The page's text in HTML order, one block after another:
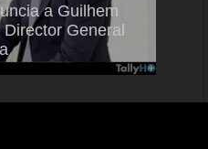
a Guilhem
General